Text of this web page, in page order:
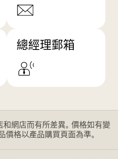
總經理郵箱
網店而有所差異。價格如有變
價格以產品購買頁面為準。